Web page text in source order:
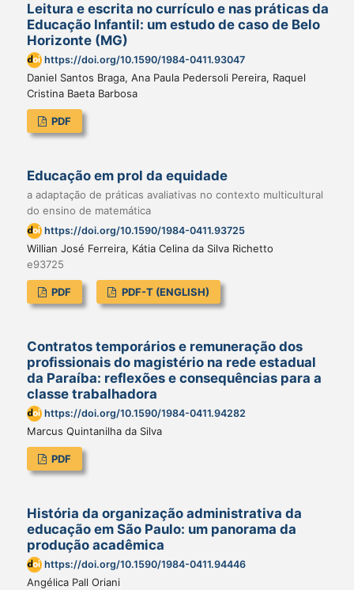
Leitura e escrita no currículo e nas práticas da
Educação Infantil: um estudo de caso de Belo
Horizonte (MG)
https://doi.org/10.1590/1984-0411.93047
Daniel Santos Braga, Ana Paula Pedersoli Pereira, Raquel
Cristina Baeta Barbosa
PDF
Educação em prol da equidade
a adaptação de práticas avaliativas no contexto multicultural
do ensino de matemática
https://doi.org/10.1590/1984-0411.93725
Willian José Ferreira, Kátia Celina da Silva Richetto
e93725
PDF PDF-T (ENGLISH)
Contratos temporários e remuneração dos
profissionais do magistério na rede estadual
da Paraíba: reflexões e consequências para a
classe trabalhadora
https://doi.org/10.1590/1984-0411.94282
Marcus Quintanilha da Silva
PDF
História da organização administrativa da
educação em São Paulo: um panorama da
produção acadêmica
https://doi.org/10.1590/1984-0411.94446
Angélica Pall Oriani